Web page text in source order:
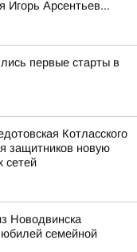
Игорь Арсентьев...
первые старты в
Котласского
защитников новую
сетей
Новодвинска
семейной